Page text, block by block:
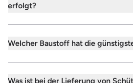
erfolgt?
Welcher Baustoff hat die
Was ist bei der Lieferung von